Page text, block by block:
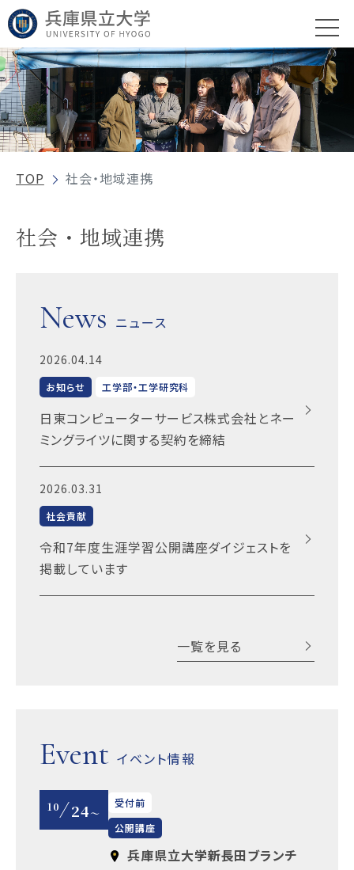
TOP 社会・地域連携
社会・地域連携
News ニュース
2026.04.14
お知らせ 工学部・工学研究科
日東コンピューターサービス株式会社とネー
ミングライツに関する契約を締結
2026.03.31
社会貢献
令和7年度生涯学習公開講座ダイジェストを
掲載しています
一覧を見る
Event イベント情報
10 24～
受付前
公開講座
兵庫県立大学新長田ブランチ